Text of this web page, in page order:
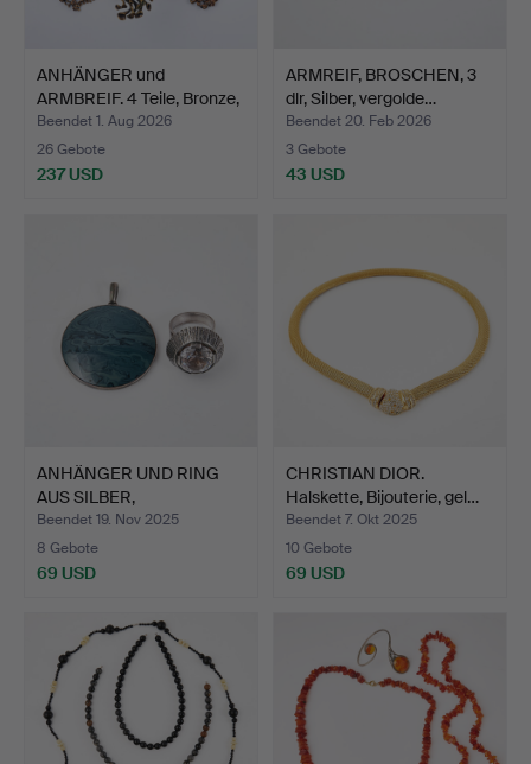
ANHÄNGER und
ARMBREIF. 4 Teile, Bronze,
Ac…
Beendet 1. Aug 2026
26 Gebote
237 USD
ARMREIF, BROSCHEN, 3
dlr, Silber, vergolde…
Beendet 20. Feb 2026
3 Gebote
43 USD
ANHÄNGER UND RING
AUS SILBER,
BERGKRISTALL.
Beendet 19. Nov 2025
8 Gebote
69 USD
CHRISTIAN DIOR.
Halskette, Bijouterie, gel…
Beendet 7. Okt 2025
10 Gebote
69 USD